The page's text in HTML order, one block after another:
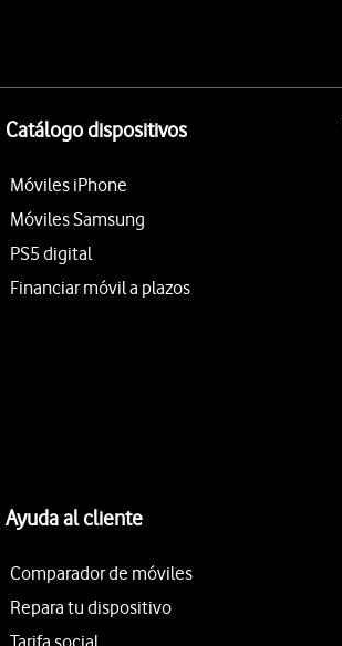
Catálogo dispositivos
Móviles iPhone
Móviles Samsung
PS5 digital
Financiar móvil a plazos
Ayuda al cliente
Comparador de móviles
Repara tu dispositivo
Tarifa social